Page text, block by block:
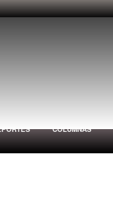
COLUMNAS